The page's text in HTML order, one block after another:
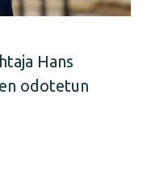
Hans
odotetun